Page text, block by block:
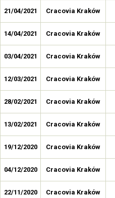
21/04/2021 Cracovia Kraków
14/04/2021 Cracovia Kraków
03/04/2021 Cracovia Kraków
12/03/2021 Cracovia Kraków
28/02/2021 Cracovia Kraków
13/02/2021 Cracovia Kraków
19/12/2020 Cracovia Kraków
04/12/2020 Cracovia Kraków
22/11/2020 Cracovia Kraków